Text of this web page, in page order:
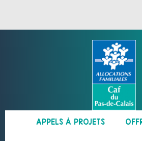
APPELS À PROJETS